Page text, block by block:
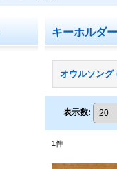
キーホルダー
オウルソング
表示数:
1件